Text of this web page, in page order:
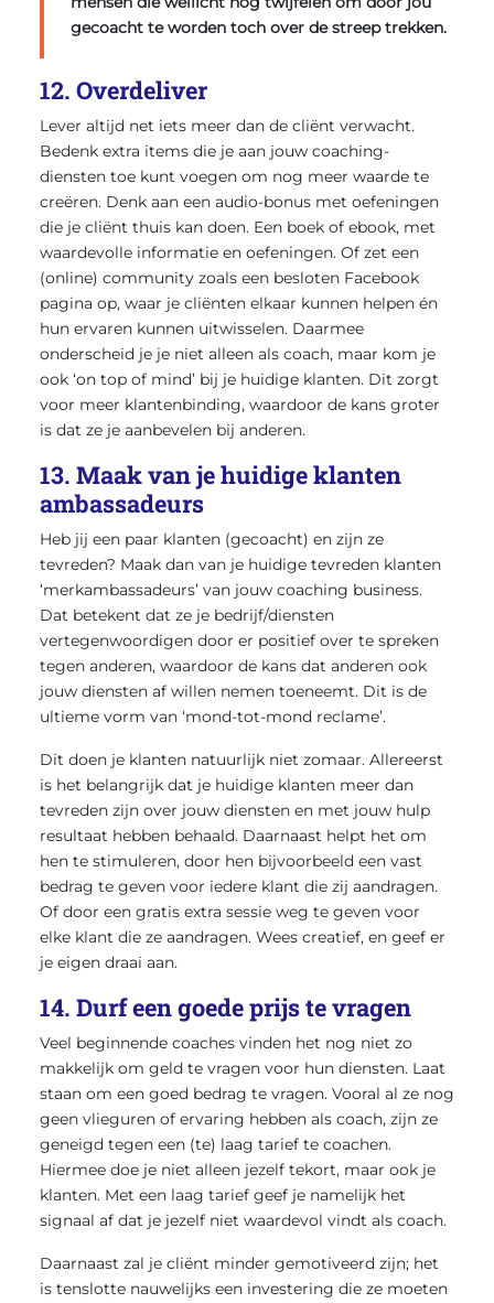
gecoacht te worden toch over de streep trekken.
12. Overdeliver
Lever altijd net iets meer dan de cliënt verwacht.
Bedenk extra items die je aan jouw coaching-
diensten toe kunt voegen om nog meer waarde te
creëren. Denk aan een audio-bonus met oefeningen
die je cliënt thuis kan doen. Een boek of ebook, met
waardevolle informatie en oefeningen. Of zet een
(online) community zoals een besloten Facebook
pagina op, waar je cliënten elkaar kunnen helpen én
hun ervaren kunnen uitwisselen. Daarmee
onderscheid je je niet alleen als coach, maar kom je
ook ‘on top of mind’ bij je huidige klanten. Dit zorgt
voor meer klantenbinding, waardoor de kans groter
is dat ze je aanbevelen bij anderen.
13. Maak van je huidige klanten
ambassadeurs
Heb jij een paar klanten (gecoacht) en zijn ze
tevreden? Maak dan van je huidige tevreden klanten
‘merkambassadeurs’ van jouw coaching business.
Dat betekent dat ze je bedrijf/diensten
vertegenwoordigen door er positief over te spreken
tegen anderen, waardoor de kans dat anderen ook
jouw diensten af willen nemen toeneemt. Dit is de
ultieme vorm van ‘mond-tot-mond reclame’.
Dit doen je klanten natuurlijk niet zomaar. Allereerst
is het belangrijk dat je huidige klanten meer dan
tevreden zijn over jouw diensten en met jouw hulp
resultaat hebben behaald. Daarnaast helpt het om
hen te stimuleren, door hen bijvoorbeeld een vast
bedrag te geven voor iedere klant die zij aandragen.
Of door een gratis extra sessie weg te geven voor
elke klant die ze aandragen. Wees creatief, en geef er
je eigen draai aan.
14. Durf een goede prijs te vragen
Veel beginnende coaches vinden het nog niet zo
makkelijk om geld te vragen voor hun diensten. Laat
staan om een goed bedrag te vragen. Vooral al ze nog
geen vlieguren of ervaring hebben als coach, zijn ze
geneigd tegen een (te) laag tarief te coachen.
Hiermee doe je niet alleen jezelf tekort, maar ook je
klanten. Met een laag tarief geef je namelijk het
signaal af dat je jezelf niet waardevol vindt als coach.
Daarnaast zal je cliënt minder gemotiveerd zijn; het
is tenslotte nauwelijks een investering die ze moeten